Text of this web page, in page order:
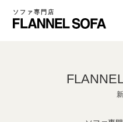
ソファ専門店